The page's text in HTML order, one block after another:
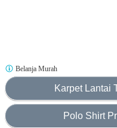
Karpet Lantai
Polo Shirt
Belanja Murah